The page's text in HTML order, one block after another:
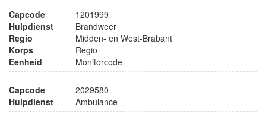
Capcode
1201999
Hulpdienst
Brandweer
Regio
Midden- en West-Brabant
Korps
Regio
Eenheid
Monitorcode
Capcode
2029580
Hulpdienst
Ambulance